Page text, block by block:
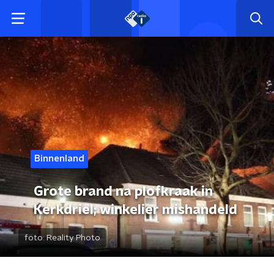
Binnenland
Grote brand na plofkraak in
Kerkdriel; winkelier mishandeld
foto:Reality Photo